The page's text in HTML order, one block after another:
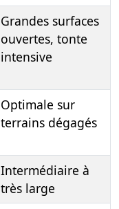
Grandes surfaces
ouvertes, tonte
intensive
Optimale sur
terrains dégagés
Intermédiaire à
très large